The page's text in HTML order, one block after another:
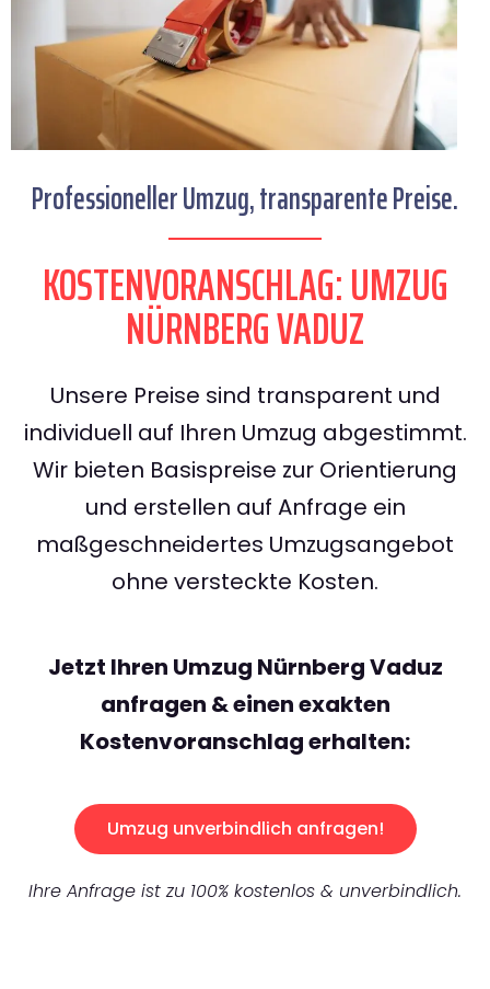
Professioneller Umzug, transparente Preise.
KOSTENVORANSCHLAG: UMZUG
NÜRNBERG VADUZ
Unsere Preise sind transparent und
individuell auf Ihren Umzug abgestimmt.
Wir bieten Basispreise zur Orientierung
und erstellen auf Anfrage ein
maßgeschneidertes Umzugsangebot
ohne versteckte Kosten.
Jetzt Ihren Umzug Nürnberg Vaduz
anfragen & einen exakten
Kostenvoranschlag erhalten:
Umzug unverbindlich anfragen!
Ihre Anfrage ist zu 100% kostenlos & unverbindlich.